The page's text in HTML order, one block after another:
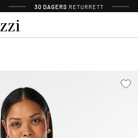
30 DAGERS RETURRETT